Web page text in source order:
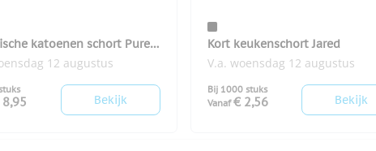
katoenen schort Pure
12 augustus
Bekijk
Kort keukenschort Jared
V.a. woensdag 12 augustus
Bij 1000 stuks
Vanaf € 2,56 Bekijk